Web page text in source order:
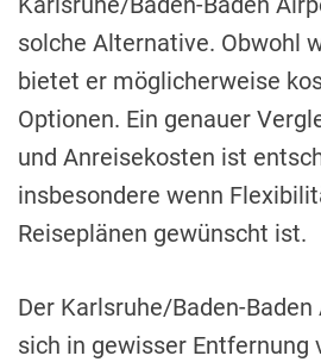
solche Alternative. Obwohl
bietet er möglicherweise
Optionen. Ein genauer
und Anreisekosten ist
insbesondere wenn
Reiseplänen gewünscht ist.
Der Karlsruhe/Baden-
sich in gewisser Entfernung